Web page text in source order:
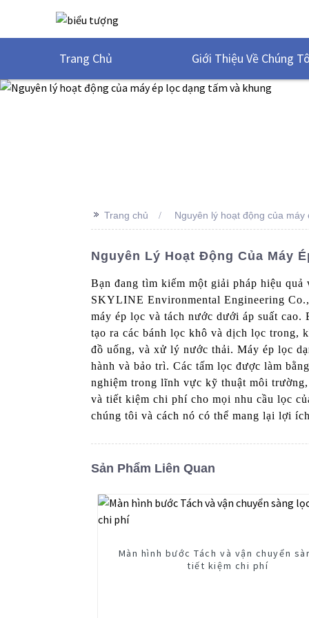
Trang Chủ Giới Thiệu Về Chúng
>> Trang chủ Nguyên lý hoạt động của
Nguyên Lý Hoạt Động Của Máy
Bạn đang tìm kiếm một giải pháp hiệu
SKYLINE Environmental Engineering
máy ép lọc và tách nước dưới áp suất
tạo ra các bánh lọc khô và dịch lọc trong,
đồ uống, và xử lý nước thải. Máy ép lọc
hành và bảo trì. Các tấm lọc được làm
nghiệm trong lĩnh vực kỹ thuật môi
và tiết kiệm chi phí cho mọi nhu cầu lọc
chúng tôi và cách nó có thể mang lại lợi
Sản Phẩm Liên Quan
Màn hình bước Tách và vận chuyển
tiết kiệm chi phí